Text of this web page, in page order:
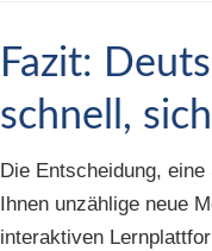
Fazit:
schnell,
Die Entscheidung,
Ihnen unzählige neue
interaktiven